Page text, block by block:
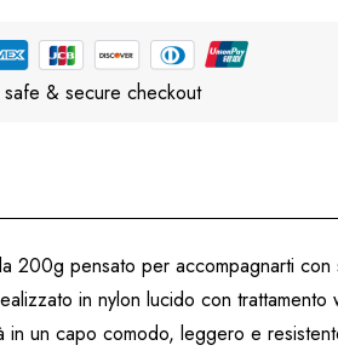
& secure checkout
200g pensato per accompagnarti con
in nylon lucido con trattamento
un capo comodo, leggero e